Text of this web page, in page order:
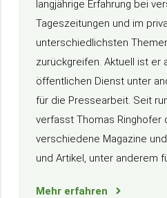
langjährige Erfahrung bei
Tageszeitungen und im
unterschiedlichsten
zurückgreifen. Aktuell ist er
öffentlichen Dienst unter
für die Pressearbeit. Seit
verfasst Thomas Ringhofer
verschiedene Magazine
und Artikel, unter anderem
Mehr erfahren